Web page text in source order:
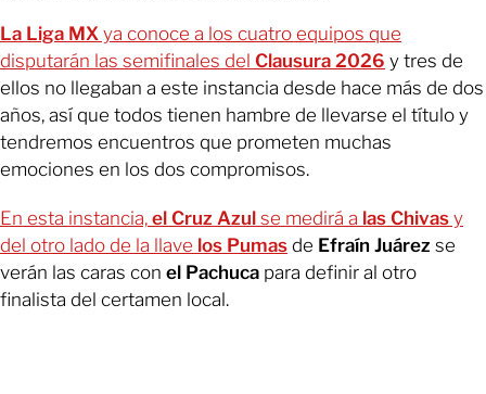
La Liga MX ya conoce a los cuatro equipos que
disputarán las semifinales del Clausura 2026 y tres de
ellos no llegaban a este instancia desde hace más de dos
años, así que todos tienen hambre de llevarse el título y
tendremos encuentros que prometen muchas
emociones en los dos compromisos.
En esta instancia, el Cruz Azul se medirá a las Chivas y
del otro lado de la llave los Pumas de Efraín Juárez se
verán las caras con el Pachuca para definir al otro
finalista del certamen local.